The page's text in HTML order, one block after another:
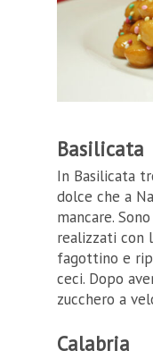
Basilicata
In Basilicata
dolce che a
mancare.
realizzati con
fagottino e
ceci. Dopo
zucchero a
Calabria